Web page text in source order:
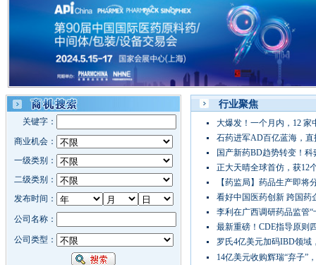
行业聚焦
大爆发！一个月内，12 家
石药进军AD百亿蓝海，
国产新药BD趋势转变！
正大天晴全球首仿，获12
【药监局】药品生产即将
看好中国医药创新 跨国药
李利在广西调研药品监管“
最新重磅！CDE指导原则
罗氏4亿美元加码IBD领域
14亿美元收购辉瑞“弃子”